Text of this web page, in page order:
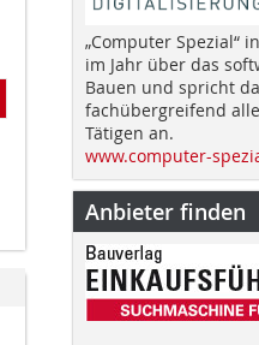
„Computer Spezial“
im Jahr über das
Bauen und spricht
fachübergreifend
Tätigen an.
www.computer-
Anbieter finden